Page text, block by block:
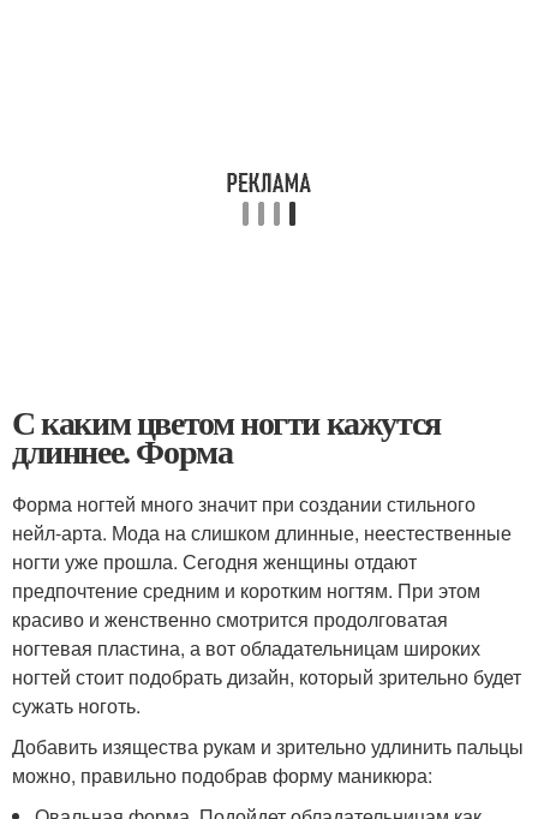
С каким цветом ногти кажутся
длиннее. Форма
Форма ногтей много значит при создании стильного
нейл-арта. Мода на слишком длинные, неестественные
ногти уже прошла. Сегодня женщины отдают
предпочтение средним и коротким ногтям. При этом
красиво и женственно смотрится продолговатая
ногтевая пластина, а вот обладательницам широких
ногтей стоит подобрать дизайн, который зрительно будет
сужать ноготь.
Добавить изящества рукам и зрительно удлинить пальцы
можно, правильно подобрав форму маникюра: